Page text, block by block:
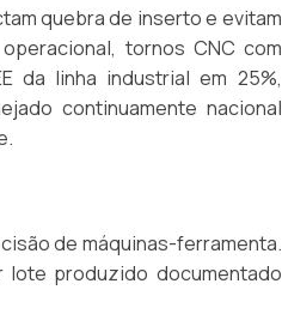
quebra de inserto e evitam
tornos CNC com
da linha industrial em 25%,
continuamente nacional
de máquinas-ferramenta.
lote produzido documentado